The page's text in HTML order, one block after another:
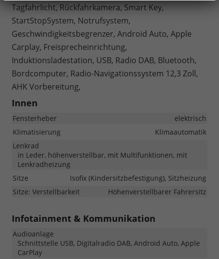
Tagfahrlicht, Rückfahrkamera, Smart Key,
StartStopSystem, Notrufsystem,
Geschwindigkeitsbegrenzer, Android Auto, Apple
Carplay, Freisprecheinrichtung,
Induktionsladestation, USB, Radio DAB, Bluetooth,
Bordcomputer, Radio-Navigationssystem 12,3 Zoll,
AHK Vorbereitung,
Innen
Fensterheber
elektrisch
Klimatisierung
Klimaautomatik
Lenkrad
in Leder, höhenverstellbar, mit Multifunktionen, mit
Lenkradheizung
Sitze
Isofix (Kindersitzbefestigung), Sitzheizung
Sitze: Verstellbarkeit
Höhenverstellbarer Fahrersitz
Infotainment & Kommunikation
Audioanlage
Schnittstelle USB, Digitalradio DAB, Android Auto, Apple
CarPlay